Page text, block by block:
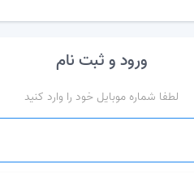
ورود و ثبت نام
لطفا شماره موبایل خود را وارد کنید